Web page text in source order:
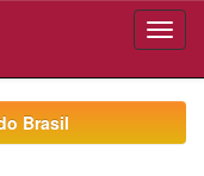
Brasil